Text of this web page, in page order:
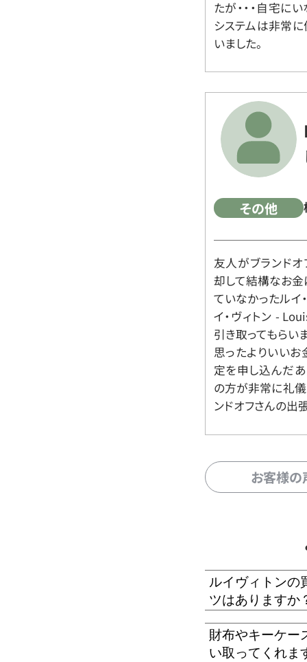
たが・・・自宅に
システムは非常に
いました。
その他
友人がブランド
却して結構なお金
ていなかったルイ
イ・ヴィトン -
引き取ってもらい
思ったよりいいお
定を申し込んだ
の方が非常に礼儀
ンドオフさんの出
お客様
ルイヴィトンの
ツはありますか
財布やキーケー
い取ってくれま